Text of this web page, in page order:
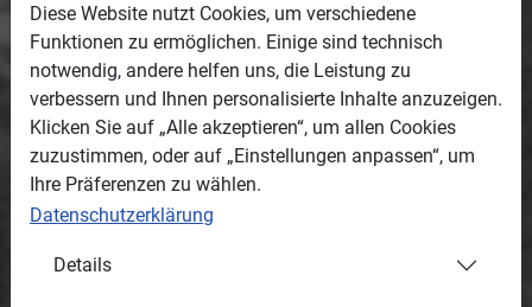
transkribieren historische Handschriften in
unsere heutige Schrift. Dabei nutzen wir auch
neue Technologien - wir arbeiten mit
Unterstützung durch künstliche Intelligenz. Die
vielen zeitgeschichtlichen Dokumente, also
insbesondere Bild- und Textdokumente ,sind öffentlich
in unserem Mediensystem bereitgestellt und
können von allen Besuchern
Diese Website nutzt Cookies, um verschiedene
Funktionen zu ermöglichen. Einige sind technisch
notwendig, andere helfen uns, die Leistung zu
verbessern und Ihnen personalisierte Inhalte anzuzeigen.
Klicken Sie auf „Alle akzeptieren“, um allen Cookies
zuzustimmen, oder auf „Einstellungen anpassen“, um
Ihre Präferenzen zu wählen.
Datenschutzerklärung
Details